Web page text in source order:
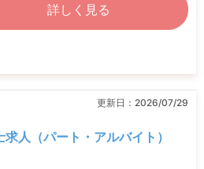
詳しく見る
更新日： 2026/07/29
人（パート・アルバイト）